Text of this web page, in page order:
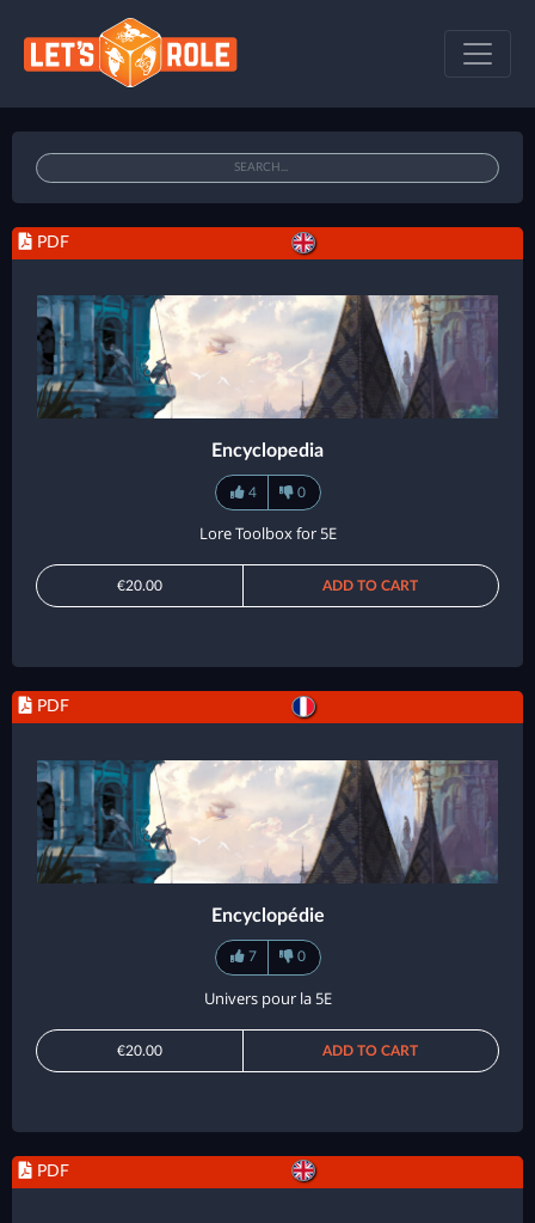
PDF
Encyclopedia
4 0
Lore Toolbox for 5E
€20.00 ADD TO CART
PDF
Encyclopédie
7 0
Univers pour la 5E
€20.00 ADD TO CART
PDF